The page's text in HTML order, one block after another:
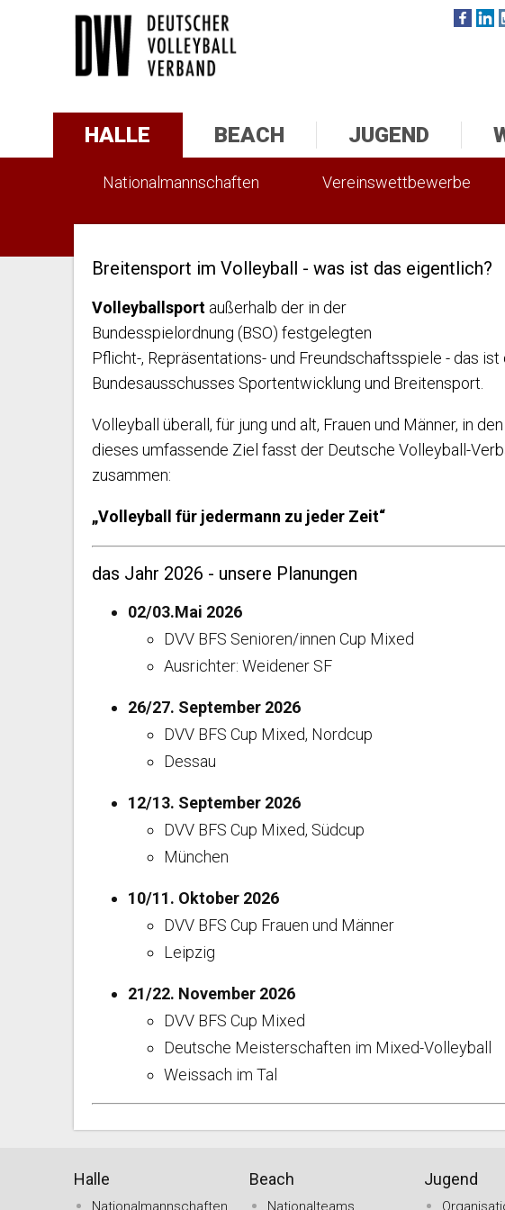
HALLE
Nationalmannschaften Vereinswettbewerbe
BEACH JUGEND
Breitensport im Volleyball - was ist das eigentlich?
Volleyballsport außerhalb der in der
Bundesspielordnung (BSO) festgelegten
Pflicht-, Repräsentations- und Freundschaftsspiele - das
Bundesausschusses Sportentwicklung und Breitensport.
Volleyball überall, für jung und alt, Frauen und Männer, in
dieses umfassende Ziel fasst der Deutsche Volleyball-
zusammen:
„Volleyball für jedermann zu jeder Zeit“
das Jahr 2026 - unsere Planungen
02/03.Mai 2026
DVV BFS Senioren/innen Cup Mixed
Ausrichter: Weidener SF
26/27. September 2026
DVV BFS Cup Mixed, Nordcup
Dessau
12/13. September 2026
DVV BFS Cup Mixed, Südcup
München
10/11. Oktober 2026
DVV BFS Cup Frauen und Männer
Leipzig
21/22. November 2026
DVV BFS Cup Mixed
Deutsche Meisterschaften im Mixed-Volleyball
Weissach im Tal
Halle
Nationalmannschaften
Beach
Nationalteams
Jugend